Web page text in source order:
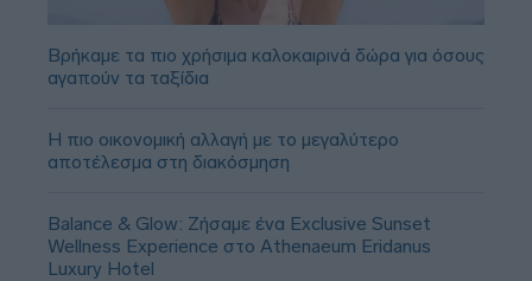
Βρήκαμε τα πιο χρήσιμα καλοκαιρινά δώρα για όσους
αγαπούν τα ταξίδια
Η πιο οικονομική αλλαγή με το μεγαλύτερο
αποτέλεσμα στη διακόσμηση
Balance & Glow: Ζήσαμε ένα Exclusive Sunset
Wellness Experience στο Athenaeum Eridanus
Luxury Hotel